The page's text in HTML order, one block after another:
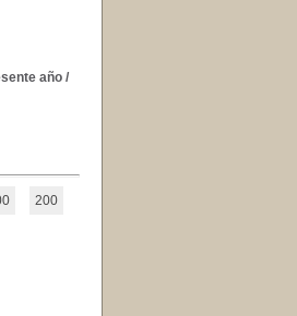
año/
200